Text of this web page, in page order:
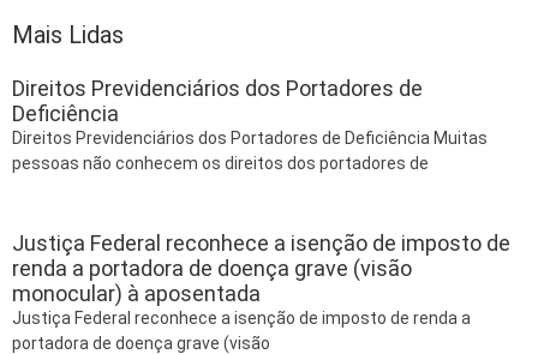
Mais Lidas
Direitos Previdenciários dos Portadores de
Deficiência
Direitos Previdenciários dos Portadores de Deficiência Muitas
pessoas não conhecem os direitos dos portadores de
Justiça Federal reconhece a isenção de imposto de
renda a portadora de doença grave (visão
monocular) à aposentada
Justiça Federal reconhece a isenção de imposto de renda a
portadora de doença grave (visão